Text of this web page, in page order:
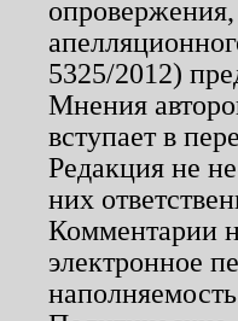
5325/2012)
Мнения
вступает в
Редакция не
них
Комментарии
электронное